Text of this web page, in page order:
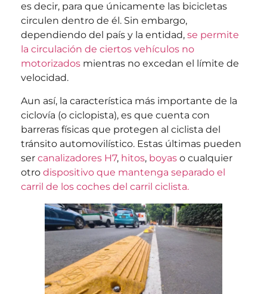
es decir, para que únicamente las bicicletas
circulen dentro de él. Sin embargo,
dependiendo del país y la entidad, se permite
la circulación de ciertos vehículos no
motorizados mientras no excedan el límite de
velocidad.
Aun así, la característica más importante de la
ciclovía (o ciclopista), es que cuenta con
barreras físicas que protegen al ciclista del
tránsito automovilístico. Estas últimas pueden
ser canalizadores H7, hitos, boyas o cualquier
otro dispositivo que mantenga separado el
carril de los coches del carril ciclista.